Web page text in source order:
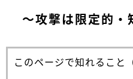
～攻撃は限定的・
このページで知れること